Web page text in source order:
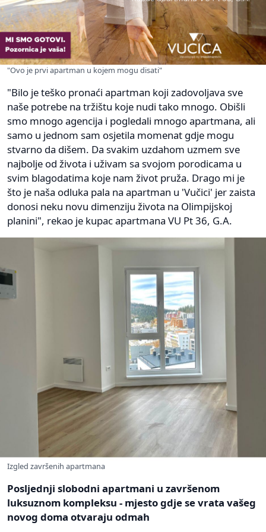
"Ovo je prvi apartman u kojem mogu disati"
"Bilo je teško pronaći apartman koji zadovoljava sve
naše potrebe na tržištu koje nudi tako mnogo. Obišli
smo mnogo agencija i pogledali mnogo apartmana, ali
samo u jednom sam osjetila momenat gdje mogu
stvarno da dišem. Da svakim uzdahom uzmem sve
najbolje od života i uživam sa svojom porodicama u
svim blagodatima koje nam život pruža. Drago mi je
što je naša odluka pala na apartman u 'Vučici' jer zaista
donosi neku novu dimenziju života na Olimpijskoj
planini", rekao je kupac apartmana VU Pt 36, G.A.
Izgled završenih apartmana
Posljednji slobodni apartmani u završenom
luksuznom kompleksu - mjesto gdje se vrata vašeg
novog doma otvaraju odmah